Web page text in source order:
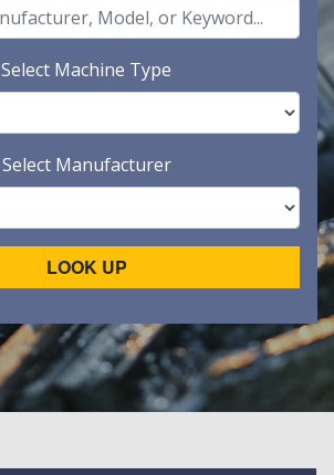
Select Machine Type
Select Manufacturer
LOOK UP